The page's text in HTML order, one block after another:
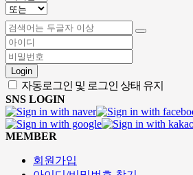
Login
자동로그인 및 로그인 상태 유지
SNS LOGIN
MEMBER
회원가입